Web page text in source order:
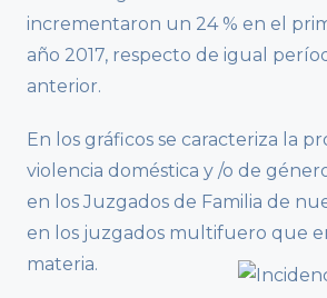
incrementaron un 24 % en el
año 2017, respecto de igual
anterior.
En los gráficos se caracteriza la
violencia doméstica y /o de
en los Juzgados de Familia de
en los juzgados multifuero que
materia.